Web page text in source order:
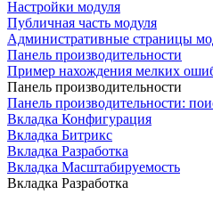
Настройки модуля
Публичная часть модуля
Административные страницы
Панель производительности
Пример нахождения мелких
Панель производительности
Панель производительности:
Вкладка Конфигурация
Вкладка Битрикс
Вкладка Разработка
Вкладка Масштабируемость
Вкладка Разработка